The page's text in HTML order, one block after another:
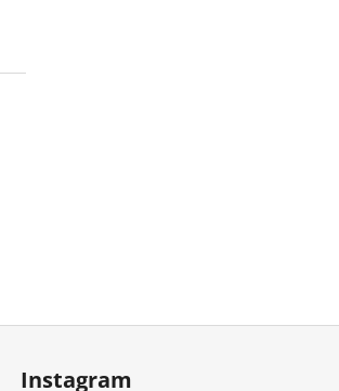
Instagram